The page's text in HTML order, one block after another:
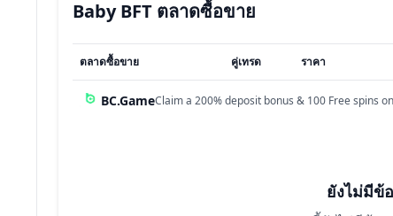
Baby BFT ตลาดซื้อขาย
ตลาดซื้อขาย คู่เทรด ราคา
BC.GameClaim a 200% deposit bonus & 100 Free spins
ยังไม่มีข้